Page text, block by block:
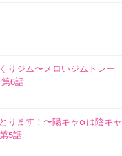
りジム〜メロいジムトレー
6話
ります！〜陽キャαは陰キャ
5話